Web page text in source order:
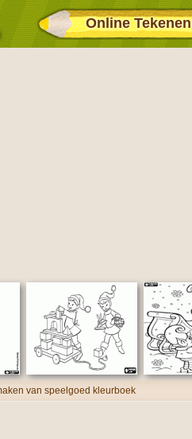
Online Tekenen
van speelgoed kleurboek